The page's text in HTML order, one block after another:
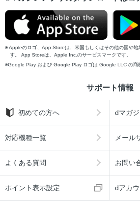
Appleのロゴ、App Storeは、米国もしくはその他の国や
す。 App Storeは、Apple Inc.のサービスマークです。
Google Play および Google Play ロゴは Google LLC の商
サポート情報
初めての方へ dマガ
対応機種一覧 メール
よくある質問 お問い
ポイント表示設定 dアカ